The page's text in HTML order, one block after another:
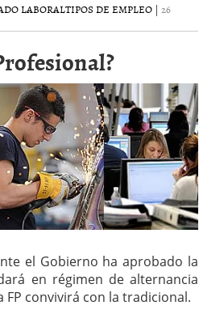
Préstamo Promotor privado
2025
para gestionar tus
financiera: cómo anticiparte
LABORALTIPOS DE EMPLEO | 26
el Gobierno ha aprobado la
en régimen de alternancia
FP convivirá con la tradicional.